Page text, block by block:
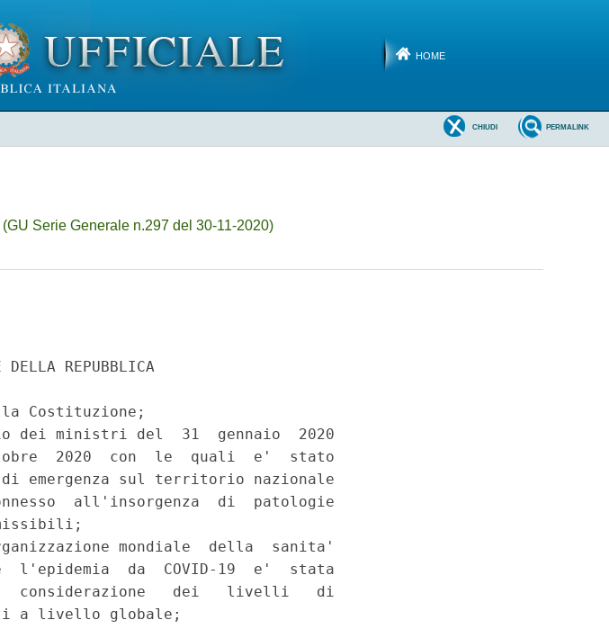
HOME
PERMALINK
CHIUDI
(GU Serie Generale n.297 del 30-11-2020)